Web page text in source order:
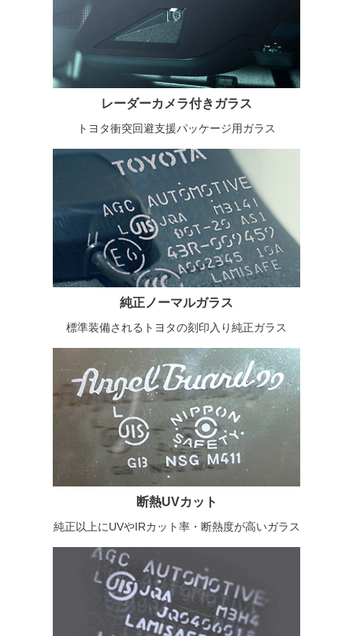
レーダーカメラ付きガラス
トヨタ衝突回避支援パッケージ用ガラス
純正ノーマルガラス
標準装備されるトヨタの刻印入り純正ガラス
断熱UVカット
純正以上にUVやIRカット率・断熱度が高いガラス